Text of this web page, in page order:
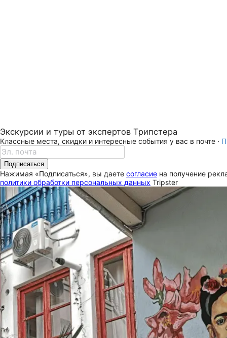
Экскурсии и туры от экспертов Трипстера
Классные места, скидки и интересные события у вас в почте ·
Подписаться
Нажимая «Подписаться», вы даете согласие на получение
политики обработки персональных данных Tripster